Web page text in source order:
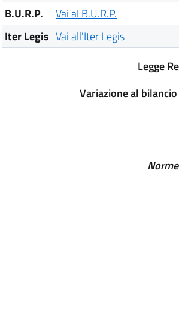
B.U.R.P.
Vai al B.U.R.P.
Iter Legis Vai all'Iter Legis
Legge
Variazione al